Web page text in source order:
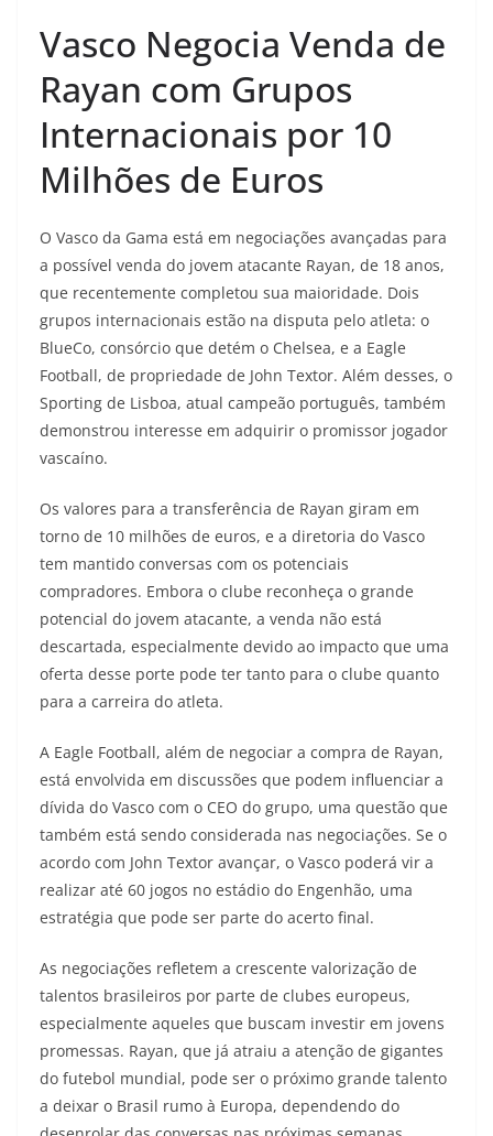
Vasco Negocia Venda de
Rayan com Grupos
Internacionais por 10
Milhões de Euros
O Vasco da Gama está em negociações avançadas para
a possível venda do jovem atacante Rayan, de 18 anos,
que recentemente completou sua maioridade. Dois
grupos internacionais estão na disputa pelo atleta: o
BlueCo, consórcio que detém o Chelsea, e a Eagle
Football, de propriedade de John Textor. Além desses, o
Sporting de Lisboa, atual campeão português, também
demonstrou interesse em adquirir o promissor jogador
vascaíno.
Os valores para a transferência de Rayan giram em
torno de 10 milhões de euros, e a diretoria do Vasco
tem mantido conversas com os potenciais
compradores. Embora o clube reconheça o grande
potencial do jovem atacante, a venda não está
descartada, especialmente devido ao impacto que uma
oferta desse porte pode ter tanto para o clube quanto
para a carreira do atleta.
A Eagle Football, além de negociar a compra de Rayan,
está envolvida em discussões que podem influenciar a
dívida do Vasco com o CEO do grupo, uma questão que
também está sendo considerada nas negociações. Se o
acordo com John Textor avançar, o Vasco poderá vir a
realizar até 60 jogos no estádio do Engenhão, uma
estratégia que pode ser parte do acerto final.
As negociações refletem a crescente valorização de
talentos brasileiros por parte de clubes europeus,
especialmente aqueles que buscam investir em jovens
promessas. Rayan, que já atraiu a atenção de gigantes
do futebol mundial, pode ser o próximo grande talento
a deixar o Brasil rumo à Europa, dependendo do